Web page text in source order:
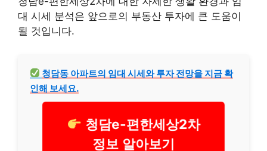
대 시세 분석은 앞으로의 부동산 투자에 큰 도움이
될 것입니다.
청담동 아파트의 임대 시세와 투자 전망을 지금 확
인해 보세요.
청담e-편한세상2차
정보 알아보기